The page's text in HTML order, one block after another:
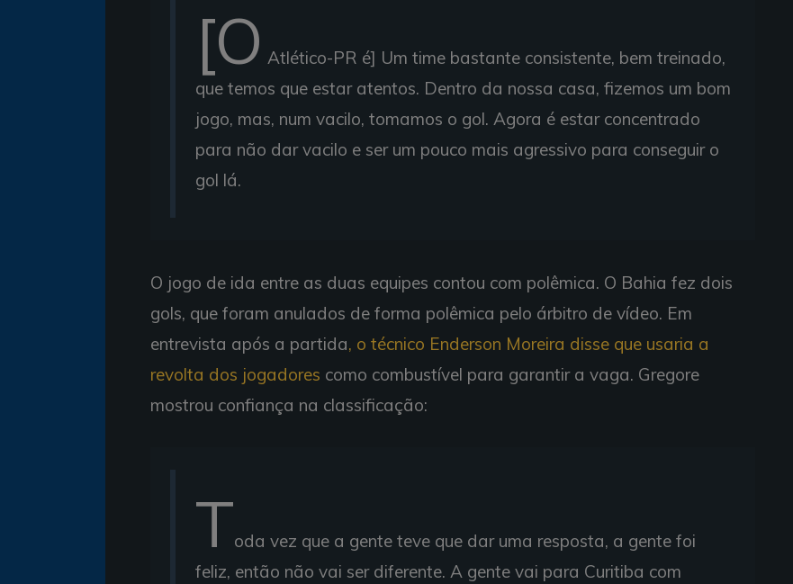
[O Atlético-PR é] Um time bastante consistente, bem treinado,
que temos que estar atentos. Dentro da nossa casa, fizemos um bom
jogo, mas, num vacilo, tomamos o gol. Agora é estar concentrado
para não dar vacilo e ser um pouco mais agressivo para conseguir o
gol lá.
O jogo de ida entre as duas equipes contou com polêmica. O Bahia fez dois
gols, que foram anulados de forma polêmica pelo árbitro de vídeo. Em
entrevista após a partida, o técnico Enderson Moreira disse que usaria a
revolta dos jogadores como combustível para garantir a vaga. Gregore
mostrou confiança na classificação:
Toda vez que a gente teve que dar uma resposta, a gente foi
feliz, então não vai ser diferente. A gente vai para Curitiba com